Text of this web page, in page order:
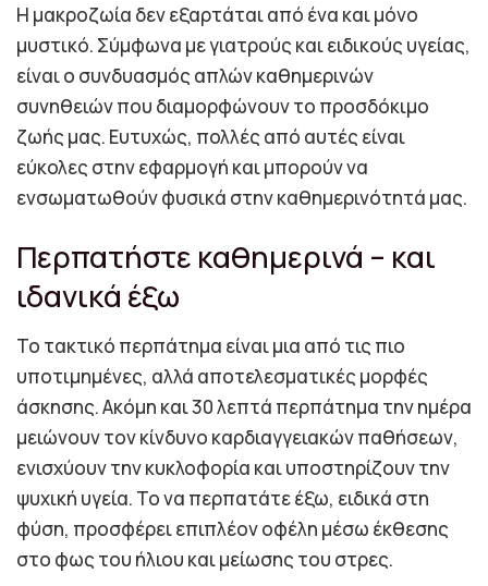
Η μακροζωία δεν εξαρτάται από ένα και μόνο
μυστικό. Σύμφωνα με γιατρούς και ειδικούς υγείας,
είναι ο συνδυασμός απλών καθημερινών
συνηθειών που διαμορφώνουν το προσδόκιμο
ζωής μας. Ευτυχώς, πολλές από αυτές είναι
εύκολες στην εφαρμογή και μπορούν να
ενσωματωθούν φυσικά στην καθημερινότητά μας.
Περπατήστε καθημερινά – και
ιδανικά έξω
Το τακτικό περπάτημα είναι μια από τις πιο
υποτιμημένες, αλλά αποτελεσματικές μορφές
άσκησης. Ακόμη και 30 λεπτά περπάτημα την ημέρα
μειώνουν τον κίνδυνο καρδιαγγειακών παθήσεων,
ενισχύουν την κυκλοφορία και υποστηρίζουν την
ψυχική υγεία. Το να περπατάτε έξω, ειδικά στη
φύση, προσφέρει επιπλέον οφέλη μέσω έκθεσης
στο φως του ήλιου και μείωσης του στρες.